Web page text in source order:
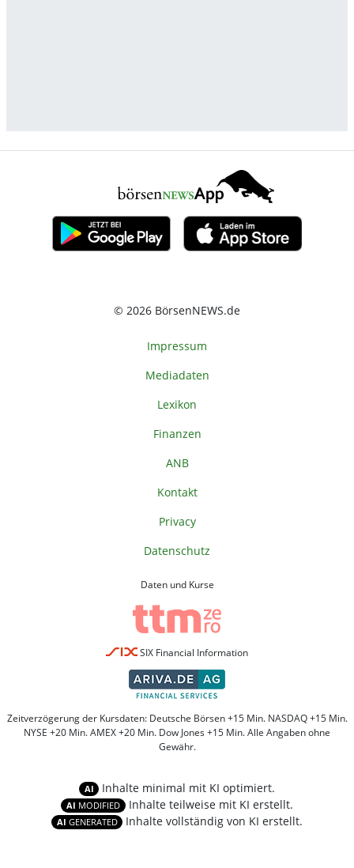
© 2026 BörsenNEWS.de
Impressum
Mediadaten
Lexikon
Finanzen
ANB
Kontakt
Privacy
Datenschutz
Daten und Kurse
SIX Financial Information
Zeitverzögerung der Kursdaten: Deutsche Börsen +15 Min. NASDAQ +15 Min.
NYSE +20 Min. AMEX +20 Min. Dow Jones +15 Min. Alle Angaben ohne
Gewähr.
AI Inhalte minimal mit KI optimiert.
AI MODIFIED Inhalte teilweise mit KI erstellt.
AI GENERATED Inhalte vollständig von KI erstellt.